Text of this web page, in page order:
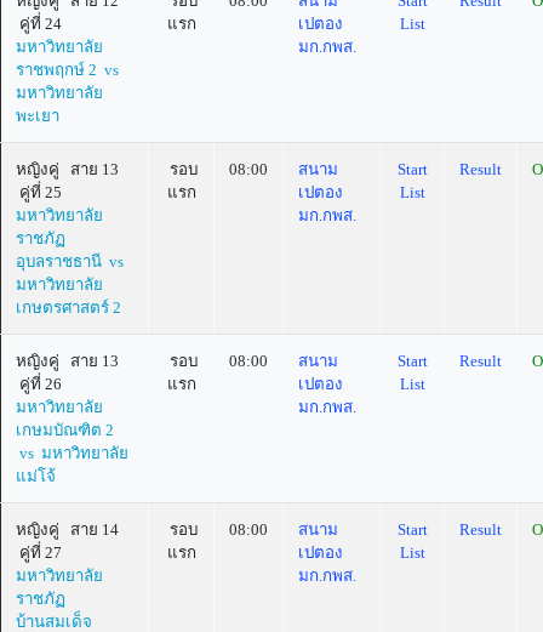
คู่ที่ 24
มหาวิทยาลัย
ราชพฤกษ์ 2 vs
มหาวิทยาลัย
พะเยา
แรก
เปตอง
มก.กพส.
List
หญิงคู่ สาย 13
คู่ที่ 25
มหาวิทยาลัย
ราชภัฏ
อุบลราชธานี vs
มหาวิทยาลัย
เกษตรศาสตร์ 2
รอบ
แรก
08:00
สนาม
เปตอง
มก.กพส.
Start
List
Result
หญิงคู่ สาย 13
คู่ที่ 26
มหาวิทยาลัย
เกษมบัณฑิต 2
vs มหาวิทยาลัย
แม่โจ้
รอบ
แรก
08:00
สนาม
เปตอง
มก.กพส.
Start
List
Result
หญิงคู่ สาย 14
คู่ที่ 27
มหาวิทยาลัย
ราชภัฏ
บ้านสมเด็จ
รอบ
แรก
08:00
สนาม
เปตอง
มก.กพส.
Start
List
Result